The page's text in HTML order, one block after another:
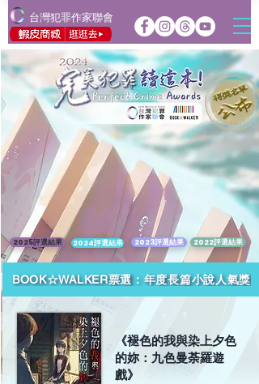
台灣犯罪作家聯會
BOOK☆WALKER票選：年度長篇小說人氣獎
《褪色的我與染上夕色
的妳：九色曼荼羅遊
戲》
2025評選結果 2024評選結果 2023評選結果 2022評選結果